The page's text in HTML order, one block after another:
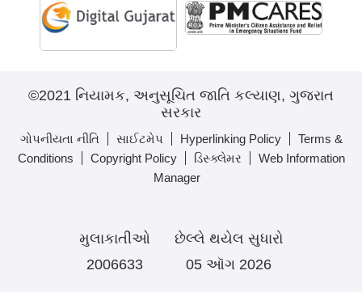
©2021 નિયામક, અનુસૂચિત જાતિ કલ્યાણ, ગુજરાત
સરકાર
ગોપનીયતા નીતિ સાઈટમેપ Hyperlinking Policy
Terms &
Conditions
Copyright Policy ડિસ્ક્લેમર
Web Information
Manager
મુલાકાતીઓ
2006633
છેલ્લે થયેલ સુધારો
05 ઑગ 2026